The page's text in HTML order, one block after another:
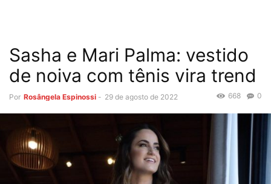
Sasha e Mari Palma: vestido
de noiva com tênis vira trend
Por Rosângela Espinossi - 29 de agosto de 2022 0
668